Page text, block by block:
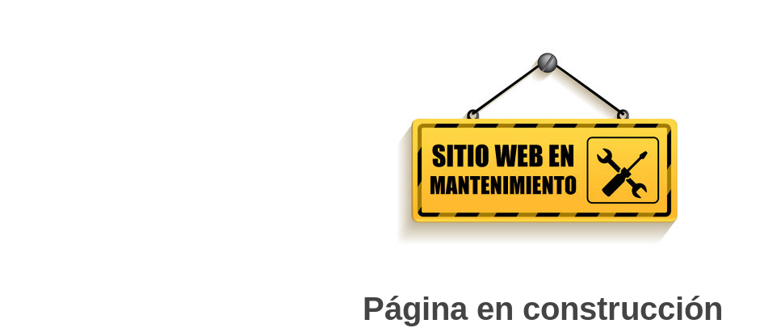
Página en construcción